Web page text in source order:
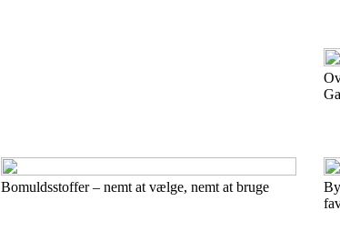
Bomuldsstoffer – nemt at vælge, nemt at bruge